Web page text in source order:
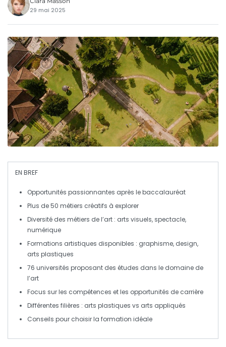
29 mai 2025
EN BREF
Opportunités passionnantes après lebaccalauréat
Plus de50 métiers créatifs à explorer
Diversité des métiers de l’art : arts visuels, spectacle,
numérique
Formations artistiques disponibles : graphisme, design,
arts plastiques
76 universités proposant des études dans le domaine de
l’art
Focus sur les compétences et les opportunités de carrière
Différentes filières : arts plastiques vs arts appliqués
Conseils pour choisir la formation idéale